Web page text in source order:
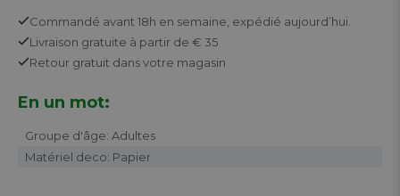
Commandé avant 18h en semaine, expédié aujourd’hui.
Livraison gratuite à partir de € 35
Retour gratuit dans votre magasin
En un mot:
Groupe d'âge: Adultes
Matériel deco: Papier